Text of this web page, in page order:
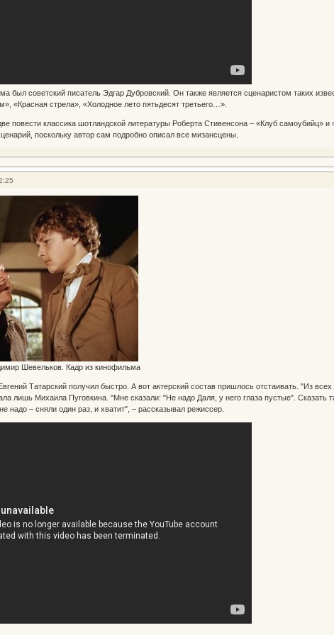
был советский писатель Эдгар Дубровский. Он также является сценаристом таких
«Красная стрела», «Холодное лето пятьдесят третьего…».
повести классика шотландской литературы Роберта Стивенсона – «Клуб самоубийц»
поскольку автор сам подробно описал все мизансцены.
Шевельков. Кадр из кинофильма
Татарский получил быстро. А вот актерский состав пришлось отстаивать. "Из
лишь Михаила Пуговкина. "Мне сказали: "Не надо Даля, у него глаза пустые".
надо – сняли один раз, и хватит", – рассказывал режиссер.